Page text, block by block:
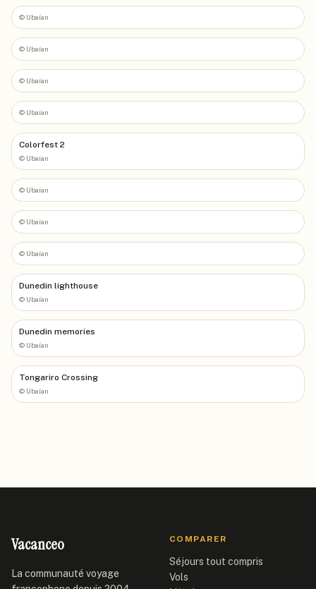
© Ubaían
© Ubaían
© Ubaían
© Ubaían
Colorfest 2
© Ubaían
© Ubaían
© Ubaían
© Ubaían
Dunedin lighthouse
© Ubaían
Dunedin memories
© Ubaían
Tongariro Crossing
© Ubaían
Vacanceo
La communauté voyage
COMPARER
Séjours tout compris
Vols